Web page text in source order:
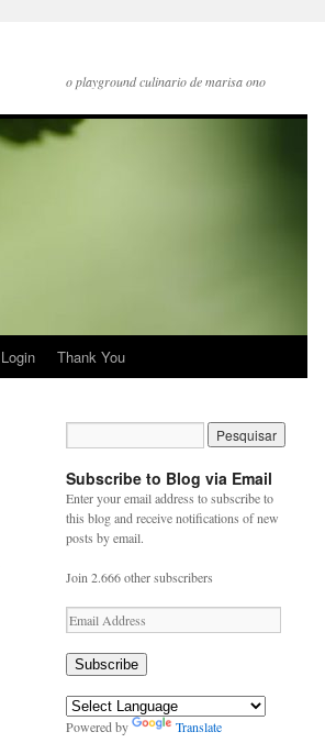
o playground culinario de marisa ono
Login Thank You
Subscribe to Blog via Email
Enter your email address to subscribe to
this blog and receive notifications of new
posts by email.
Join 2.666 other subscribers
Email
Address
Subscribe
Powered by Translate